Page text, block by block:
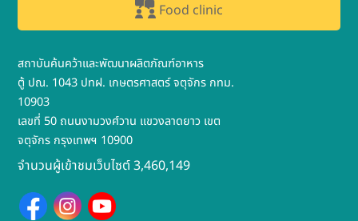
Food clinic
สถาบันค้นคว้าและพัฒนาผลิตภัณฑ์อาหาร
ตู้ ปณ. 1043 ปทฝ. เกษตรศาสตร์ จตุจักร กทม.
10903
เลขที่ 50 ถนนงามวงศ์วาน แขวงลาดยาว เขต
จตุจักร กรุงเทพฯ 10900
จำนวนผู้เข้าชมเว็บไซต์ 3,460,149